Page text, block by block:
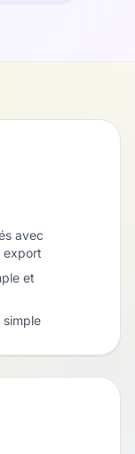
avec
export
et
simple